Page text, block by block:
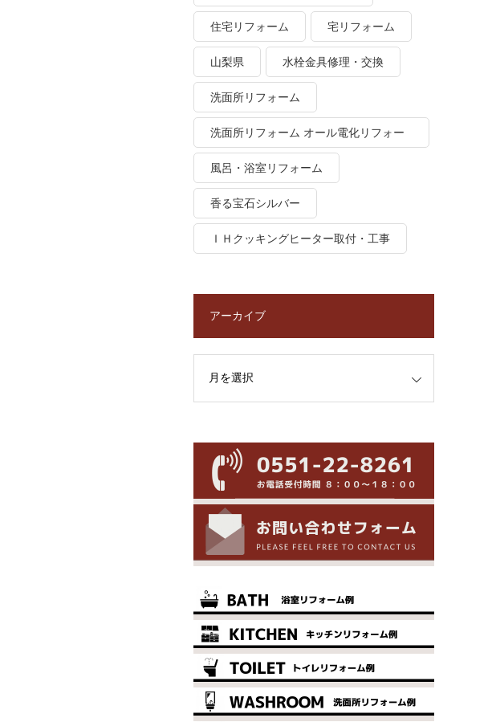
住宅リフォーム 宅リフォーム
山梨県 水栓金具修理・交換
洗面所リフォーム
洗面所リフォーム オール電化リフォー
ム
風呂・浴室リフォーム
香る宝石シルバー
ＩＨクッキングヒーター取付・工事
アーカイブ